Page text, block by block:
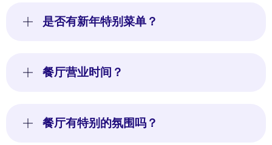
是否有新年特别菜单？
餐厅营业时间？
餐厅有特别的氛围吗？